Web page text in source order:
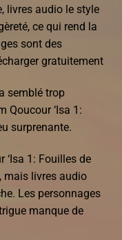
livres audio le style
ce qui rend la
sont des
gratuitement
semblé trop
Qoucour ‘Isa 1:
surprenante.
‘Isa 1: Fouilles de
mais livres audio
Les personnages
manque de